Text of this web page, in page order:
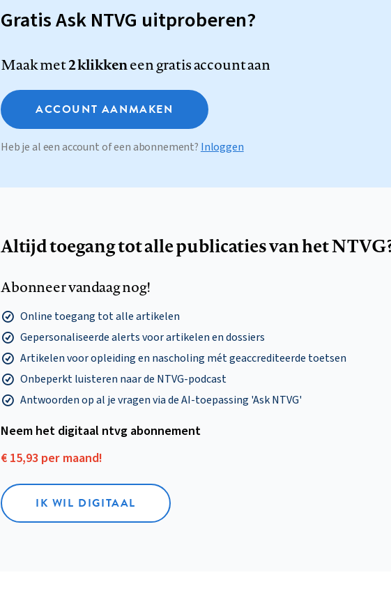
Gratis Ask NTVG uitproberen?
Maak met2 klikkeneen gratis account aan
ACCOUNT AANMAKEN
Heb je al een account of een abonnement? Inloggen
Altijd toegang tot alle publicaties van het
Abonneer vandaag nog!
Online toegang tot alle artikelen
Gepersonaliseerde alerts voor artikelen en dossiers
Artikelen voor opleiding en nascholing mét geaccrediteerde toetsen
Onbeperkt luisteren naar de NTVG-podcast
Antwoorden op al je vragen via de AI-toepassing 'Ask NTVG'
Neem het digitaal ntvg abonnement
€ 15,93 per maand!
IK WIL DIGITAAL